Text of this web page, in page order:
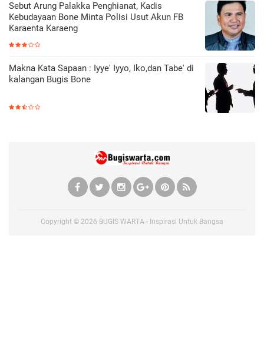
Sebut Arung Palakka Penghianat, Kadis
Kebudayaan Bone Minta Polisi Usut Akun FB
Karaenta Karaeng
Makna Kata Sapaan : Iyye' Iyyo, Iko,dan Tabe' di
kalangan Bugis Bone
Copyright © 2026 BUGIS WARTA - Inspirasi Untuk Bangsa